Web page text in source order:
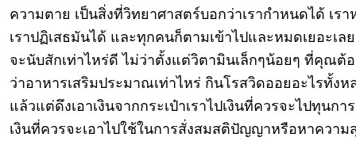
ความตาย เป็นสิ่งที่วิทยาศาสตร์บอกว่าเรากำหนดได้ เรา
เราปฏิเสธมันได้ และทุกคนก็ตามเข้าไปและหมดเยอะเล
จะนับสักเท่าไหร่ดี ไม่ว่าตั้งแต่วิตามินเล็กๆน้อยๆ ที่คุณต้
ว่าอาหารเสริมประมาณเท่าไหร่ กินโรสวิดออยอะไรทั้งห
แล้วแต่ดึงเอาเงินจากกระเป๋าเราไปเงินที่ควรจะไปทุนกา
เงินที่ควรจะเอาไปใช้ในการสั่งสมสติปัญญาหรือหาความ